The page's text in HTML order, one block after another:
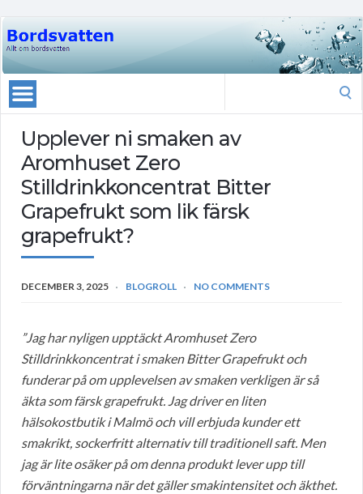
Upplever ni smaken av
Aromhuset Zero
Stilldrinkkoncentrat Bitter
Grapefrukt som lik färsk
grapefrukt?
DECEMBER 3, 2025 BLOGROLL NO COMMENTS
”Jag har nyligen upptäckt Aromhuset Zero
Stilldrinkkoncentrat i smaken Bitter Grapefrukt och
funderar på om upplevelsen av smaken verkligen är så
äkta som färsk grapefrukt. Jag driver en liten
hälsokostbutik i Malmö och vill erbjuda kunder ett
smakrikt, sockerfritt alternativ till traditionell saft. Men
jag är lite osäker på om denna produkt lever upp till
förväntningarna när det gäller smakintensitet och äkthet.